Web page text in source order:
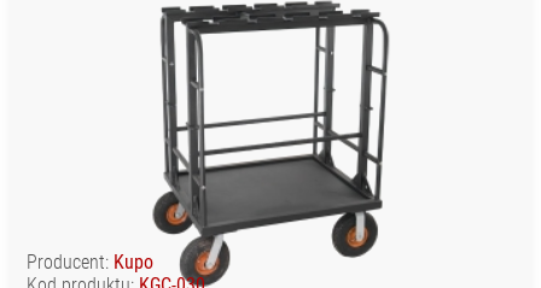
Producent: Kupo